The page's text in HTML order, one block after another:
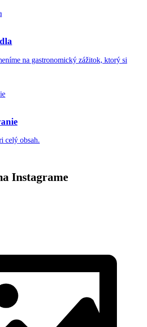
na gastronomický zážitok, ktorý si
celý obsah.
Instagrame